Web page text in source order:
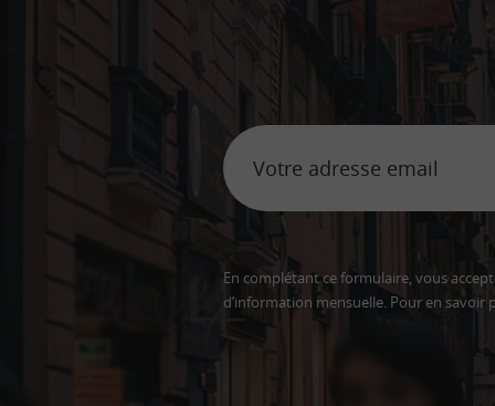
En complétant ce formulaire, vous
d’information mensuelle. Pour en